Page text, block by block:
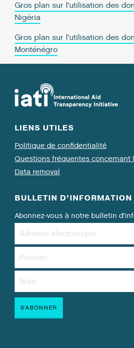
Gros plan sur l’utilisation des
Nigéria
Gros plan sur l’utilisation des
Monténégro
LIENS UTILES
Politique de confidentialité
Questions fréquentes concernant
Data removal
BULLETIN D’INFORMATION
Abonnez-vous à notre bulletin